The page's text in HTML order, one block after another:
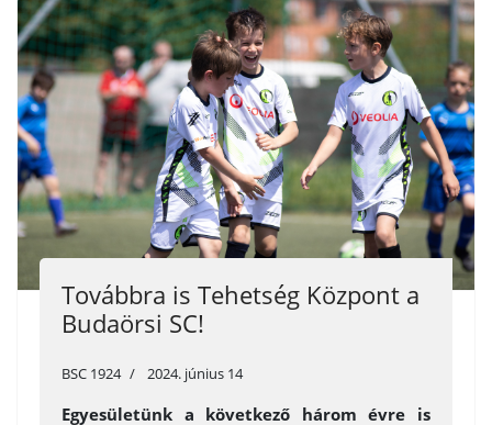
Továbbra is Tehetség Központ a
Budaörsi SC!
BSC 1924 2024. június 14
Egyesületünk a következő három évre is